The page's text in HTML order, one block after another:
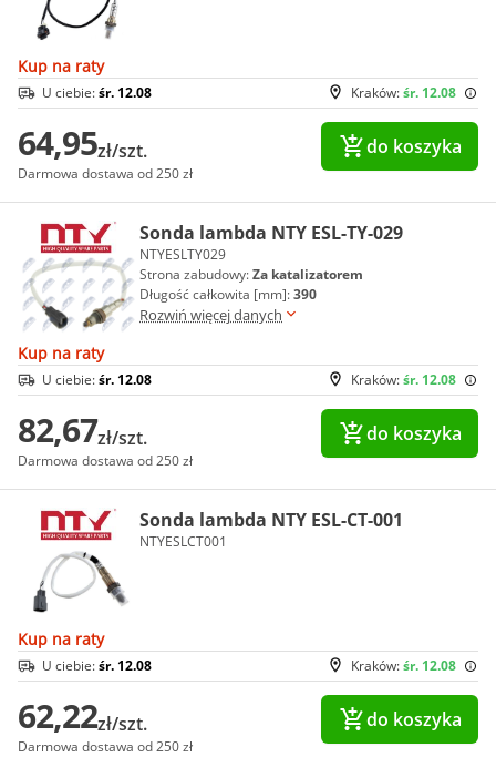
Kup na raty
Kraków:śr. 12.08
U ciebie:śr. 12.08
64,95zł/szt.
Darmowa dostawa od 250 zł
do koszyka
Sonda lambda NTY ESL-TY-029
NTYESLTY029
Strona zabudowy:Za katalizatorem
Długość całkowita [mm]:390
Rozwiń więcej danych
Kup na raty
Kraków:śr. 12.08
U ciebie:śr. 12.08
82,67zł/szt.
Darmowa dostawa od 250 zł
do koszyka
Sonda lambda NTY ESL-CT-001
NTYESLCT001
Kup na raty
Kraków:śr. 12.08
U ciebie:śr. 12.08
62,22zł/szt.
Darmowa dostawa od 250 zł
do koszyka